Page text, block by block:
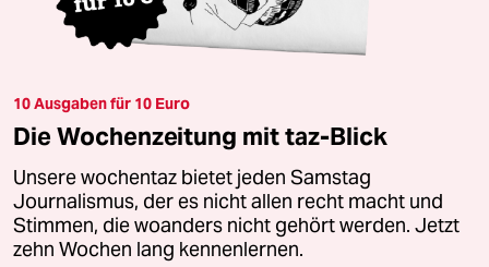
10 Ausgaben für 10 Euro
Die Wochenzeitung mit taz-Blick
Unsere wochentaz bietet jeden Samstag
Journalismus, der es nicht allen recht macht und
Stimmen, die woanders nicht gehört werden. Jetzt
zehn Wochen lang kennenlernen.